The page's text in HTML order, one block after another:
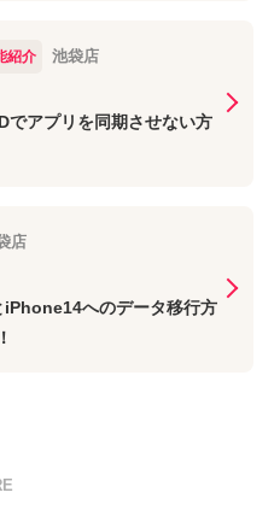
紹介
池袋店
でアプリを同期させない方
店
へのデータ移行方